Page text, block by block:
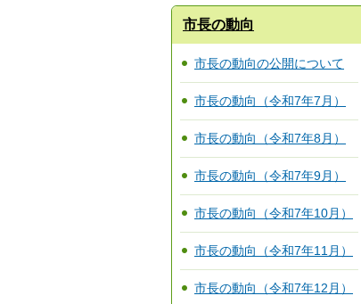
市長の動向
市長の動向の公開について
市長の動向（令和7年7月）
市長の動向（令和7年8月）
市長の動向（令和7年9月）
市長の動向（令和7年10月）
市長の動向（令和7年11月）
市長の動向（令和7年12月）